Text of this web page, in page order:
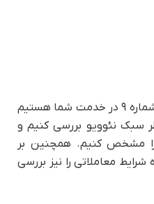
در این پست با تحلیل دلار ین شماره ۹ در خدمت شما هستیم
سبک نئوویو بررسی کنیم و
مشخص کنیم. همچنین بر
معاملاتی را نیز بررسی